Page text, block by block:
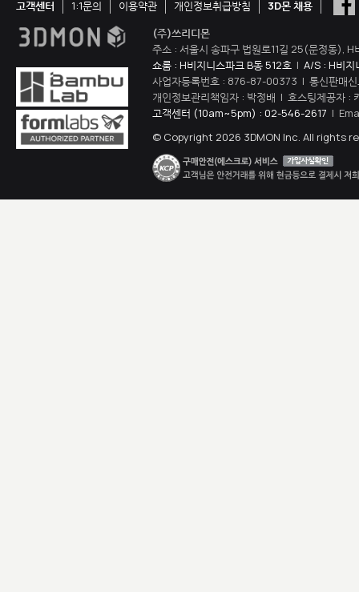
고객센터 1:1문의 이용약관 개인정보취급방침
3D몬 채용
(주)쓰리디몬
주소 : 서울시 송파구 법원로11길 25(문정동),
쇼룸 : H비지니스파크 B동 512호 | A/S : H비지
사업자등록번호 : 876-87-00373 | 통신판매
개인정보관리책임자 : 박정배 | 호스팅제공자 :
고객센터 (10am~5pm) : 02-546-2617 |
© Copyright 2026 3DMON Inc. All rights